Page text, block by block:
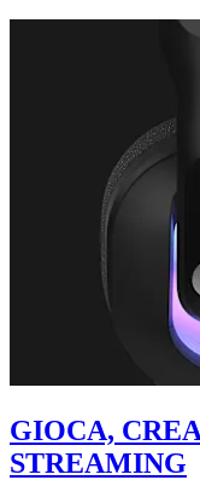
GIOCA,
STREAMING